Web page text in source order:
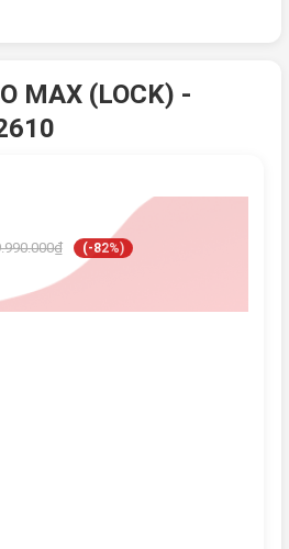
MAX (LOCK) -
(-82%)